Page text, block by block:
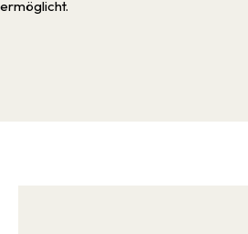
ermöglicht.